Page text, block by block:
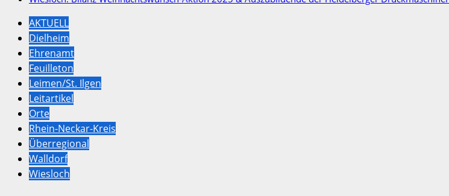
AKTUELL
Dielheim
Ehrenamt
Feuilleton
Leimen/St. Ilgen
Leitartikel
Orte
Rhein-Neckar-Kreis
Überregional
Walldorf
Wiesloch